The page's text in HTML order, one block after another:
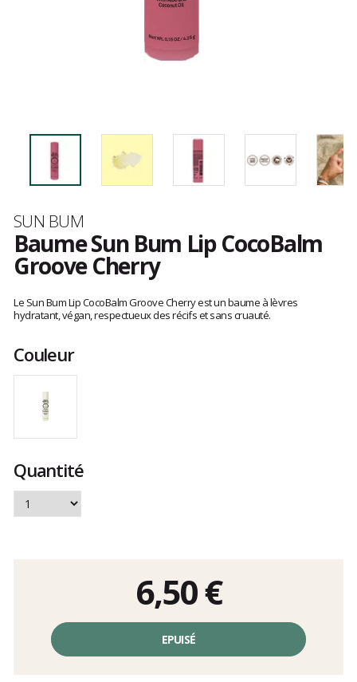
Marque
SUN BUM
Baume Sun Bum Lip CocoBalm
Groove Cherry
avis
clients
Le Sun Bum Lip CocoBalm Groove Cherry est un baume à lèvres
hydratant, végan, respectueux des récifs et sans cruauté.
Couleur
Quantité
6,50 €
unitaire,
EPUISÉ